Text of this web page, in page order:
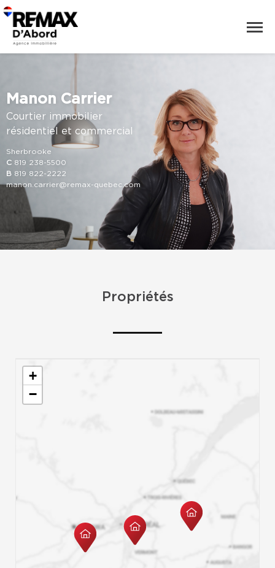
Manon Carrier
Courtier immobilier
résidentiel et commercial
Sherbrooke
C 819 238-5500
B 819 822-2222
manon.carrier@remax-quebec.com
Propriétés
+
−